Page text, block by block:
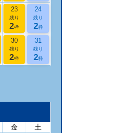
23
残り
2枠
24
残り
2枠
30
残り
2枠
31
残り
2枠
金
土